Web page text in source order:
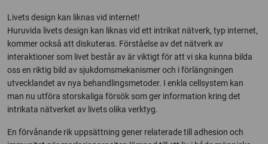
Livets design kan liknas vid internet!
Huruvida livets design kan liknas vid ett intrikat nätverk, typ internet,
kommer också att diskuteras. Förståelse av det nätverk av
interaktioner som livet består av är viktigt för att vi ska kunna bilda
oss en riktig bild av sjukdomsmekanismer och i förlängningen
utvecklandet av nya behandlingsmetoder. I enkla cellsystem kan
man nu utföra storskaliga försök som ger information kring det
intrikata nätverket av livets olika verktyg.
En förvånande rik uppsättning gener relaterade till adhesion och